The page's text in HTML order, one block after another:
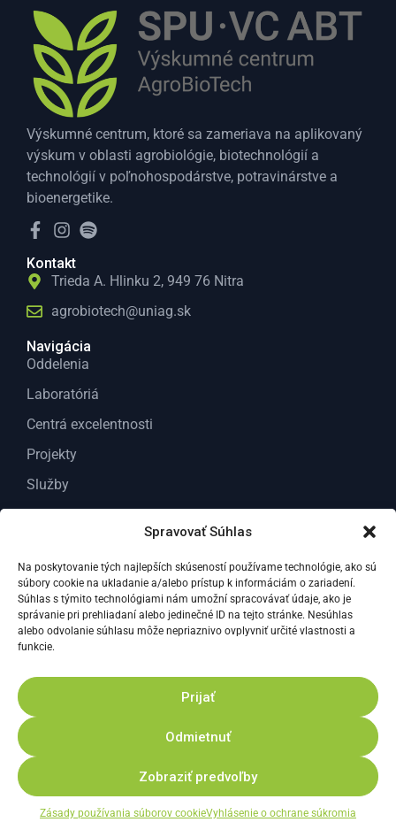
Spravovať Súhlas
Na poskytovanie tých najlepších skúseností používame technológie, ako sú
súbory cookie na ukladanie a/alebo prístup k informáciám o zariadení.
Súhlas s týmito technológiami nám umožní spracovávať údaje, ako je
správanie pri prehliadaní alebo jedinečné ID na tejto stránke. Nesúhlas
alebo odvolanie súhlasu môže nepriaznivo ovplyvniť určité vlastnosti a
funkcie.
Prijať
Odmietnuť
Zobraziť predvoľby
Zásady používania súborov cookieVyhlásenie o ochrane súkromia
Výskumné centrum, ktoré sa zameriava na aplikovaný
výskum v oblasti agrobiológie, biotechnológií a
technológií v poľnohospodárstve, potravinárstve a
bioenergetike.
Kontakt
Trieda A. Hlinku 2, 949 76 Nitra
agrobiotech@uniag.sk
Navigácia
Oddelenia
Laboratóriá
Centrá excelentnosti
Projekty
Služby
O nás
Dokumenty
Všeobecné dokumenty
Dokumenty Pre odborných riešiteľov VC ABT
© 2026 Výskumné centrum AgroBioTech
Zásady ochrany osobných údajov
Zásady používania súborov cookies
Vyhlásenie o prístupnosti